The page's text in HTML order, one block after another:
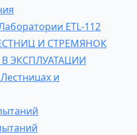
ETL-112
И СТРЕМЯНОК
ЭКСПЛУАТАЦИИ
и